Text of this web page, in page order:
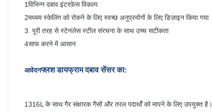
1विभिन्न दबाव इंटरफ़ेस विकल्प
2मध्यम स्केलिंग को रोकने के लिए स्वच्छ अनुप्रयोगों के लिए डिज़ाइन किया गया
3. पूरी तरह से स्टेनलेस स्टील संरचना के साथ उच्च सटीकता
4साफ करने में आसान
आवेदनफ्लश डायफ्राम दबाव सेंसर का:
1316L के साथ गैर संक्षारक गैसों और तरल पदार्थों को मापने के लिए उपयुक्त है।